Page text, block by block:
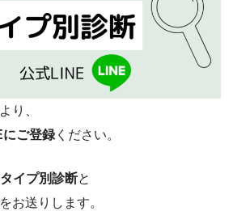
り、
ご登録ください。
イプ別診断と
お送りします。